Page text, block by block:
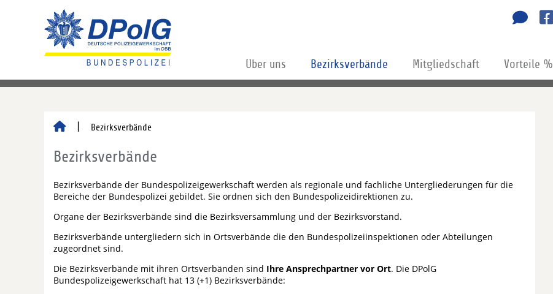
Über uns Bezirksverbände Mitgliedschaft Vorteile %
Bezirksverbände
Bezirksverbände
Bezirksverbände der Bundespolizeigewerkschaft werden als regionale und fachliche Untergliederungen für die
Bereiche der Bundespolizei gebildet. Sie ordnen sich den Bundespolizeidirektionen zu.
Organe der Bezirksverbände sind die Bezirksversammlung und der Bezirksvorstand.
Bezirksverbände untergliedern sich in Ortsverbände die den Bundespolizeiinspektionen oder Abteilungen
zugeordnet sind.
Die Bezirksverbände mit ihren Ortsverbänden sind Ihre Ansprechpartner vor Ort. Die DPolG
Bundespolizeigewerkschaft hat 13 (+1) Bezirksverbände: